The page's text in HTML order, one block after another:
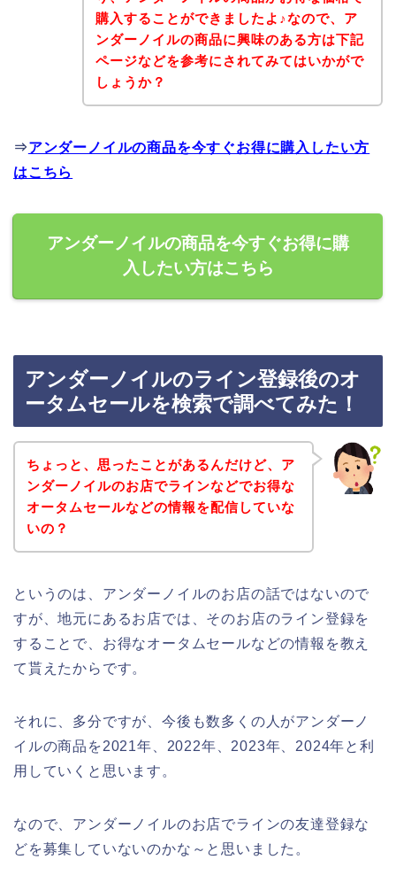
購入することができましたよ♪なので、ア
ンダーノイルの商品に興味のある方は下記
ページなどを参考にされてみてはいかがで
しょうか？
⇒アンダーノイルの商品を今すぐお得に購入したい方
はこちら
アンダーノイルの商品を今すぐお得に購
入したい方はこちら
アンダーノイルのライン登録後のオ
ータムセールを検索で調べてみた！
ちょっと、思ったことがあるんだけど、ア
ンダーノイルのお店でラインなどでお得な
オータムセールなどの情報を配信していな
いの？
というのは、アンダーノイルのお店の話ではないので
すが、地元にあるお店では、そのお店のライン登録を
することで、お得なオータムセールなどの情報を教え
て貰えたからです。
それに、多分ですが、今後も数多くの人がアンダーノ
イルの商品を2021年、2022年、2023年、2024年と利
用していくと思います。
なので、アンダーノイルのお店でラインの友達登録な
どを募集していないのかな～と思いました。